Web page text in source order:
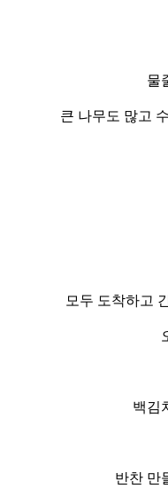
물
큰 나무도 많고
모두 도착하고
백김
반찬 만